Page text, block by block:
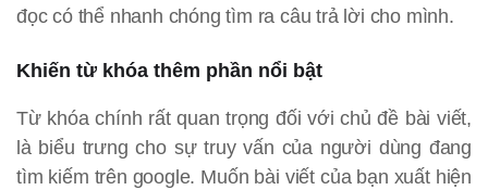
đọc có thể nhanh chóng tìm ra câu trả lời cho mình.
Khiến từ khóa thêm phần nổi bật
Từ khóa chính rất quan trọng đối với chủ đề bài viết,
là biểu trưng cho sự truy vấn của người dùng đang
tìm kiếm trên google. Muốn bài viết của bạn xuất hiện